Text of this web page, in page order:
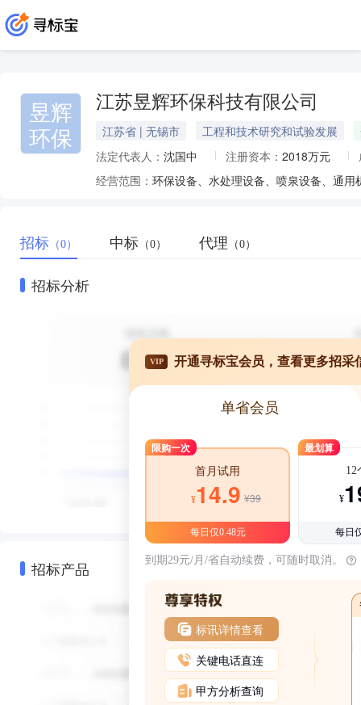
昱辉
环保
江苏昱辉环保科技有限公司
江苏省 | 无锡市 工程和技术研究和试验发展
法定代表人： 沈国中 注册资本： 2018万元
经营范围：
招标 （0） 中标 （0） 代理 （0）
招标分析
招标产品
VIP 开通寻标宝会员，查看更多招采
单省会员
限购一次
首月试用
¥14.9 ¥39
每日仅0.48元
最划算
12
¥
每日
到期29元/月/省自动续费，可随时取消。
标讯详情查看
关键电话直连
甲方分析查询